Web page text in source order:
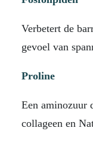
Verbetert de
gevoel van
Proline
Een aminozuur
collageen en